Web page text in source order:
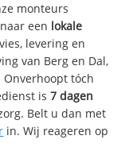
monteurs
een lokale
levering en
van Berg en Dal,
tóch
is7 dagen
Belt u dan met
in. Wij reageren op